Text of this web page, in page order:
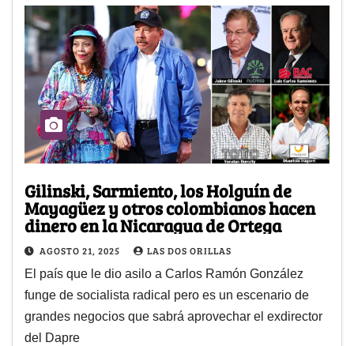
Gilinski, Sarmiento, los Holguín de
Mayagüez y otros colombianos hacen
dinero en la Nicaragua de Ortega
AGOSTO 21, 2025 LAS DOS ORILLAS
El país que le dio asilo a Carlos Ramón González
funge de socialista radical pero es un escenario de
grandes negocios que sabrá aprovechar el exdirector
del Dapre